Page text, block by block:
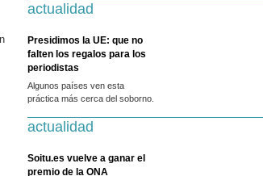
actualidad
Presidimos la UE: que no
falten los regalos para los
periodistas
Algunos países ven esta
práctica más cerca del soborno.
actualidad
Soitu.es vuelve a ganar el
premio de la ONA